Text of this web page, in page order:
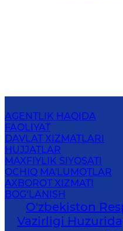
AGENTLIK HAQIDA
FAOLIYAT
DAVLAT XIZMATLARI
HUJJATLAR
MAXFIYLIK SIYOSATI
OCHIQ MA'LUMOTLAR
AXBOROT XIZMATI
BOG‘LANISH
O'zbekiston
Vazirligi